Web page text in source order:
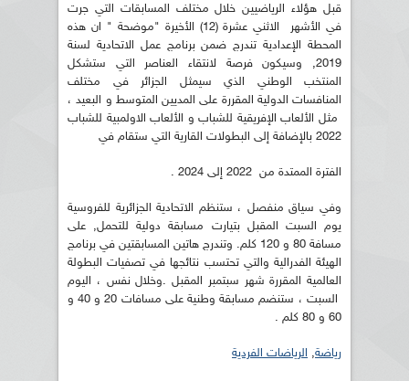
قبل هؤلاء الرياضيين خلال مختلف المسابقات التي جرت
في الأشهر الاثني عشرة (12) الأخيرة "موضحة " ان هذه
المحطة الإعدادية تندرج ضمن برنامج عمل الاتحادية لسنة
2019, وسيكون فرصة لانتقاء العناصر التي ستشكل
المنتخب الوطني الذي سيمثل الجزائر في مختلف
المنافسات الدولية المقررة على المديين المتوسط و البعيد ،
مثل الألعاب الإفريقية للشباب و الألعاب الاولمبية للشباب
2022 بالإضافة إلى البطولات القارية التي ستقام في
الفترة الممتدة من 2022 إلى 2024 .
وفي سياق منفصل ، ستنظم الاتحادية الجزائرية للفروسية
يوم السبت المقبل بتيارت مسابقة دولية للتحمل, على
مسافة 80 و 120 كلم. وتندرج هاتين المسابقتين في برنامج
الهيئة الفدرالية والتي تحتسب نتائجها في تصفيات البطولة
العالمية المقررة شهر سبتمبر المقبل .وخلال نفس ، اليوم
السبت ، ستنضم مسابقة وطنية على مسافات 20 و 40 و
60 و 80 كلم .
رياضة, الرياضات الفردية